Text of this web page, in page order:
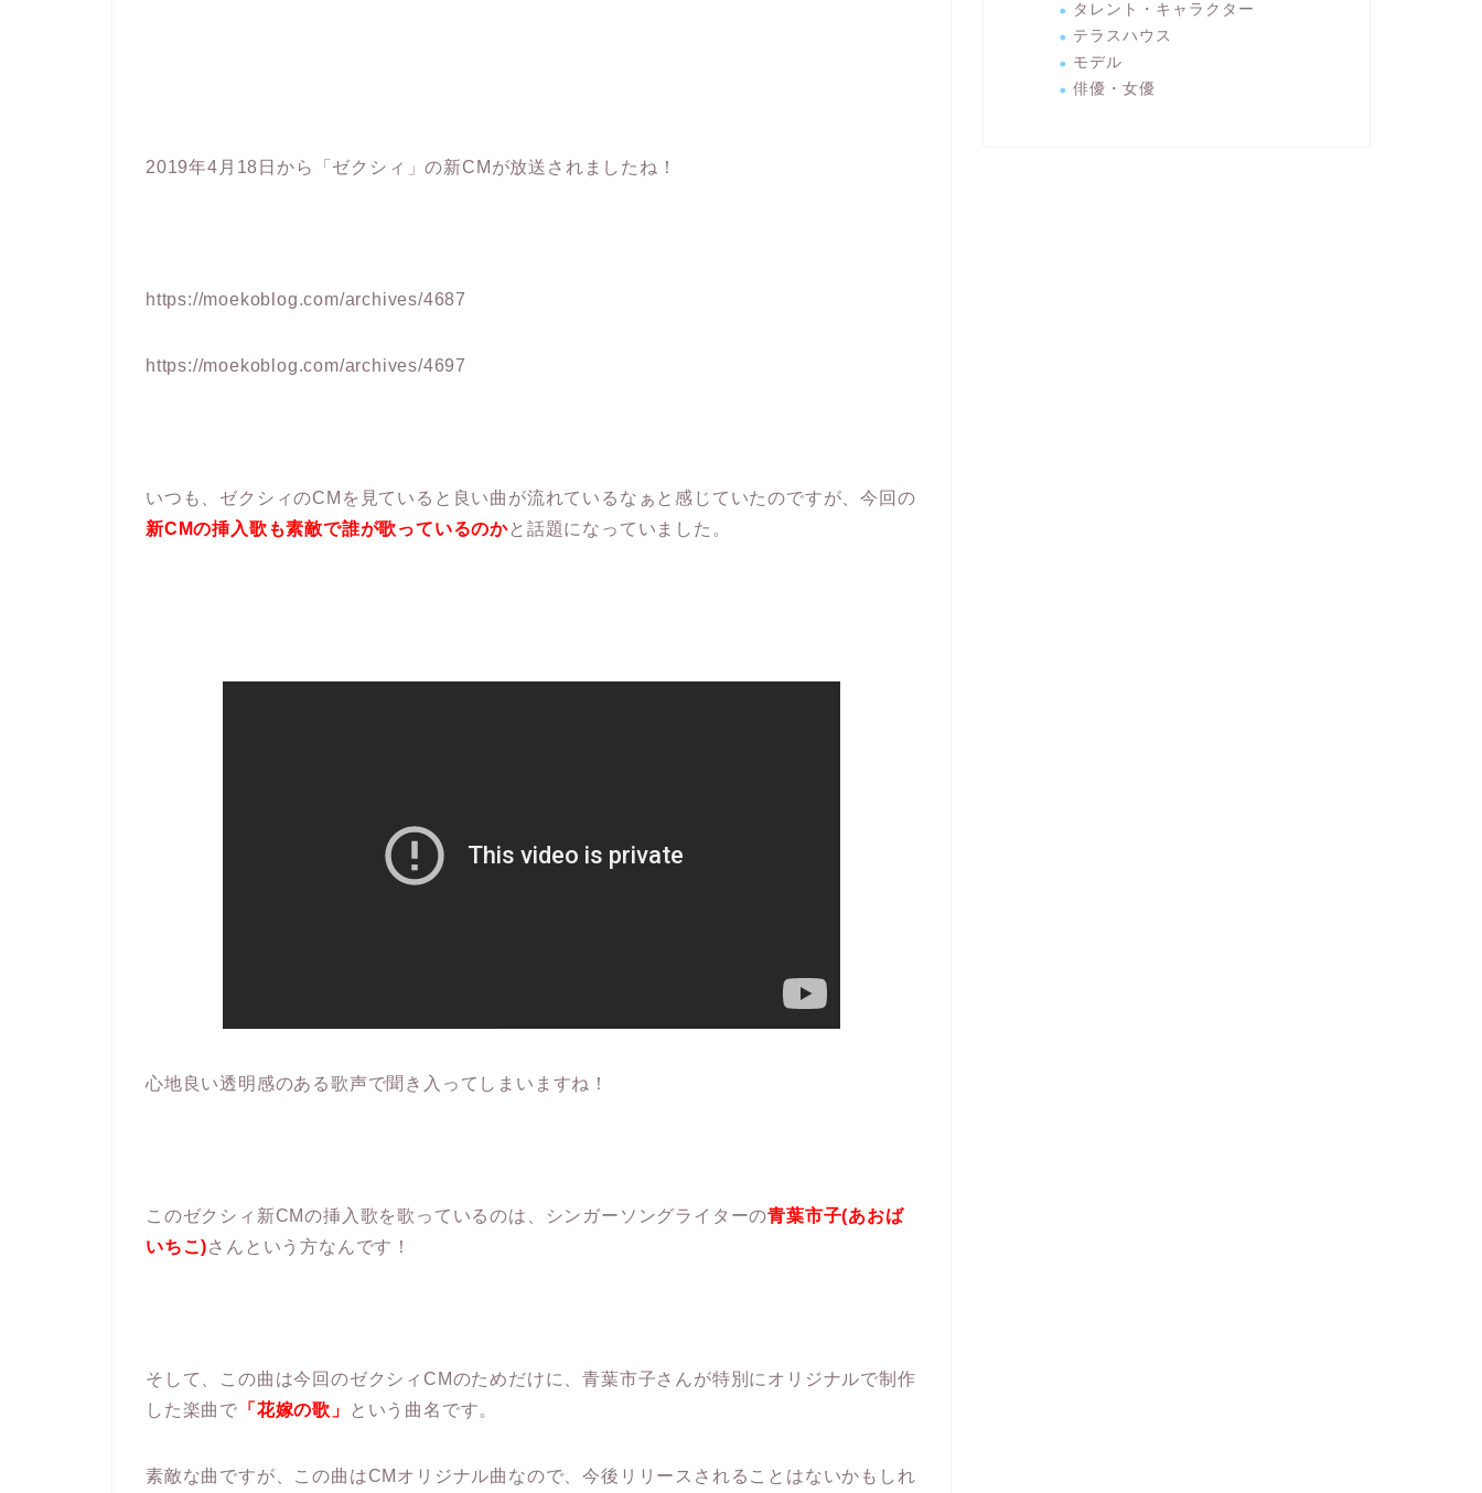
2019年4月18日から「ゼクシィ」の新CMが放送されましたね！
https://moekoblog.com/archives/4687
https://moekoblog.com/archives/4697
いつも、ゼクシィのCMを見ていると良い曲が流れているなぁと感じていたのですが、今回の
新CMの挿入歌も素敵で誰が歌っているのかと話題になっていました。
心地良い透明感のある歌声で聞き入ってしまいますね！
このゼクシィ新CMの挿入歌を歌っているのは、シンガーソングライターの青葉市子(あおば
いちこ)さんという方なんです！
そして、この曲は今回のゼクシィCMのためだけに、青葉市子さんが特別にオリジナルで制作
した楽曲で 「花嫁の歌」 という曲名です。
素敵な曲ですが、この曲はCMオリジナル曲なので、今後リリースされることはないかもしれ
タレント・キャラクター
テラスハウス
モデル
俳優・女優